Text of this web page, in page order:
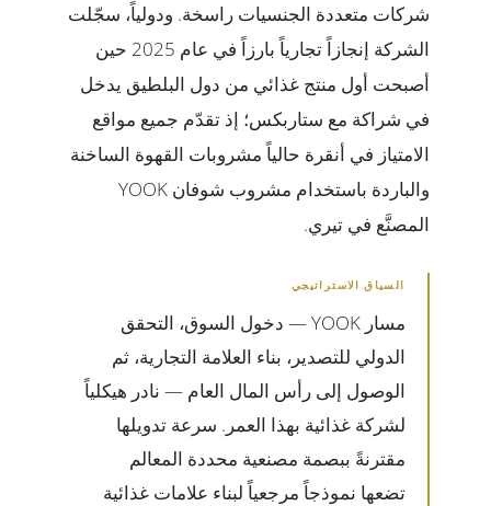
شركات متعددة الجنسيات راسخة. ودولياً، سجّلت
الشركة إنجازاً تجارياً بارزاً في عام 2025 حين
أصبحت أول منتج غذائي من دول البلطيق يدخل
في شراكة مع ستاربكس؛ إذ تقدّم جميع مواقع
الامتياز في أنقرة حالياً مشروبات القهوة الساخنة
والباردة باستخدام مشروب شوفان YOOK
المصنَّع في تيري.
السياق الاستراتيجي
مسار YOOK — دخول السوق، التحقق
الدولي للتصدير، بناء العلامة التجارية، ثم
الوصول إلى رأس المال العام — نادر هيكلياً
لشركة غذائية بهذا العمر. سرعة تدويلها
مقترنةً ببصمة مصنعية محددة المعالم
تضعها نموذجاً مرجعياً لبناء علامات غذائية